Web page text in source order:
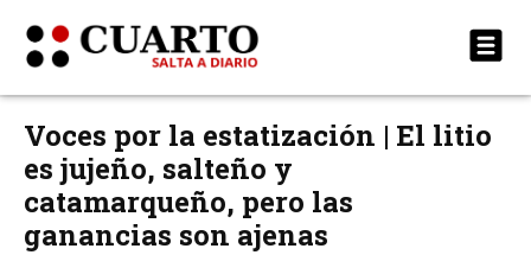
Voces por la estatización | El litio
es jujeño, salteño y
catamarqueño, pero las
ganancias son ajenas